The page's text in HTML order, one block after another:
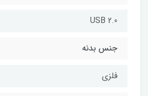
USB 2.0
جنس بدنه
فلزی